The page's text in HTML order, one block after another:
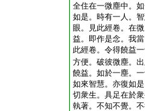
全住在一微塵中。
如是。時有一人。
眼。見此經卷。在
益。即作是念。我
此經卷。令得饒益
方便。破彼微塵。
饒益。如於一塵。
如來智慧。亦復如
切衆生。具足在於
執著。不知不覺。